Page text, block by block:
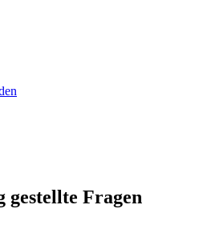
gestellte Fragen